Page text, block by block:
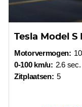
Tesla Model
Motorvermogen:
0-100 km/u: 2.6 sec.
Zitplaatsen: 5